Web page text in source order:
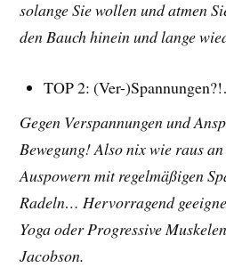
solange Sie wollen und atmen
den Bauch hinein und lange
TOP 2: (Ver-
Gegen Verspannungen und
Bewegung! Also nix wie raus
Auspowern mit regelmäßigen
Radeln… Hervorragend
Yoga oder Progressive
Jacobson.